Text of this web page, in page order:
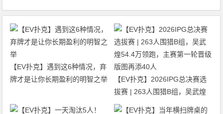
【EV扑克】遇到这6种情况，弃
牌才是让你长期盈利的明智之举
【EV扑克】2026IPG总决赛选
拔赛 | 263人围猎B组，吴武煌
54.4万领跑，主赛第一轮晋级版